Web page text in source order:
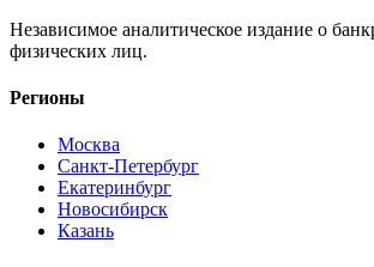
Независимое аналитическое издание о
физических лиц.
Регионы
Москва
Санкт-Петербург
Екатеринбург
Новосибирск
Казань